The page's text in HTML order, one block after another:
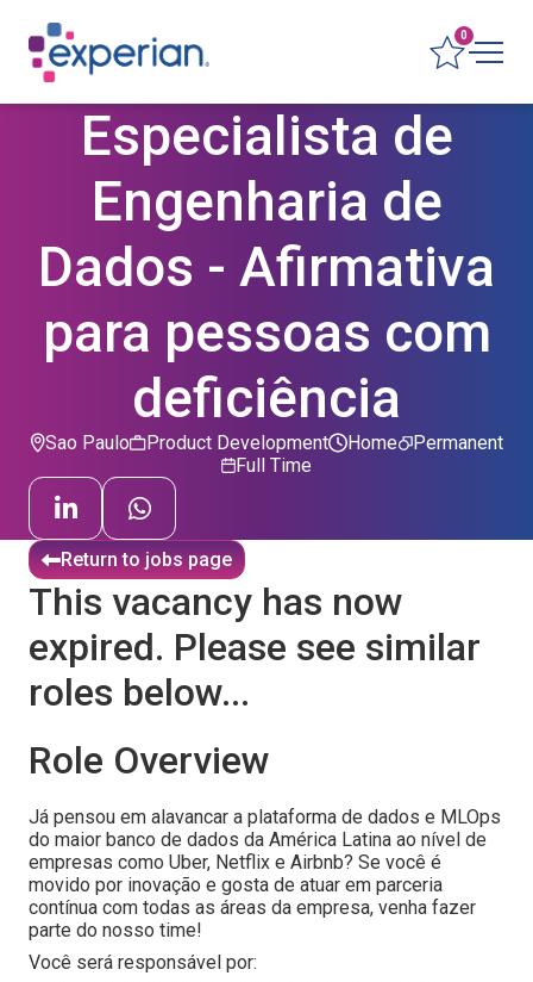
0
Especialista de
Engenharia de
Dados - Afirmativa
para pessoas com
deficiência
Sao Paulo Product Development Permanent
Home
Full Time
Return to jobs page
This vacancy has now
expired. Please see similar
roles below...
Role Overview
Já pensou em alavancar a plataforma de dados e MLOps
do maior banco de dados da América Latina ao nível de
empresas como Uber, Netflix e Airbnb? Se você é
movido por inovação e gosta de atuar em parceria
contínua com todas as áreas da empresa, venha fazer
parte do nosso time!
Você será responsável por: